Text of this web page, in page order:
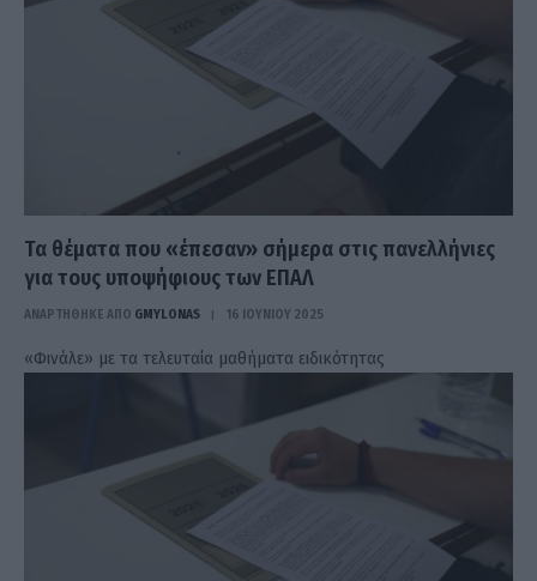
Τα θέματα που «έπεσαν» σήμερα στις πανελλήνιες
για τους υποψήφιους των ΕΠΑΛ
ΑΝΑΡΤΗΘΗΚΕ ΑΠΟ GMYLONAS 16 ΙΟΥΝΊΟΥ 2025
«Φινάλε» με τα τελευταία μαθήματα ειδικότητας